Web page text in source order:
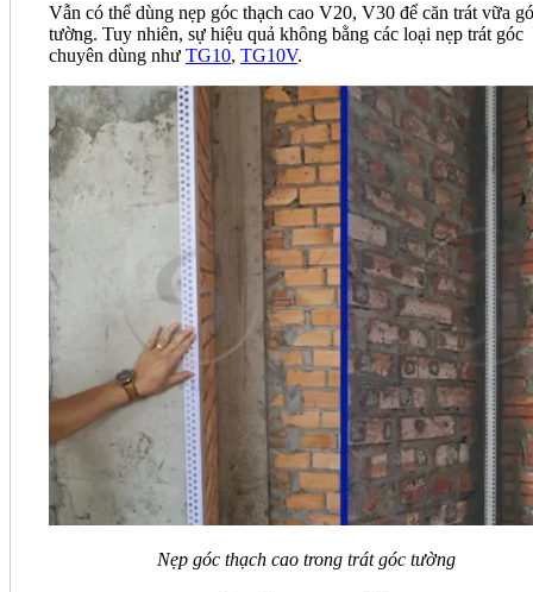
Vẫn có thể dùng nẹp góc thạch cao V20, V30 để căn trát vữa
tường. Tuy nhiên, sự hiệu quả không bằng các loại nẹp trát góc
chuyên dùng như TG10, TG10V.
Nẹp góc thạch cao trong trát góc tường